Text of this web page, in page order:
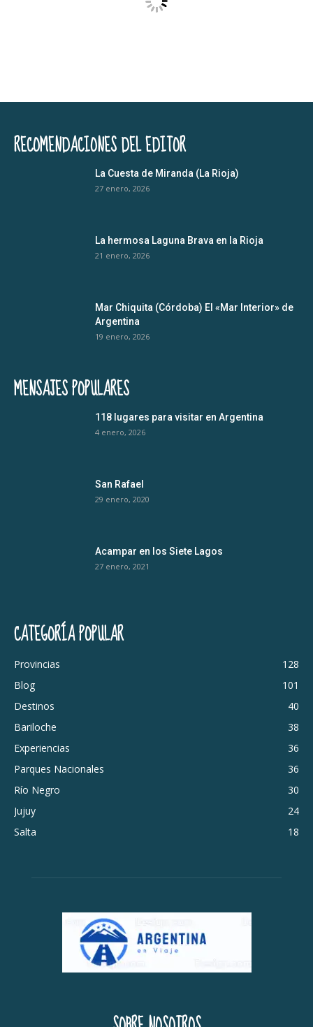
RECOMENDACIONES DEL EDITOR
La Cuesta de Miranda (La Rioja)
27 enero, 2026
La hermosa Laguna Brava en la Rioja
21 enero, 2026
Mar Chiquita (Córdoba) El «Mar Interior» de
Argentina
19 enero, 2026
MENSAJES POPULARES
118 lugares para visitar en Argentina
4 enero, 2026
San Rafael
29 enero, 2020
Acampar en los Siete Lagos
27 enero, 2021
CATEGORÍA POPULAR
Provincias
128
Blog
101
Destinos
40
Bariloche
38
Experiencias
36
Parques Nacionales
36
Río Negro
30
Jujuy
24
Salta
18